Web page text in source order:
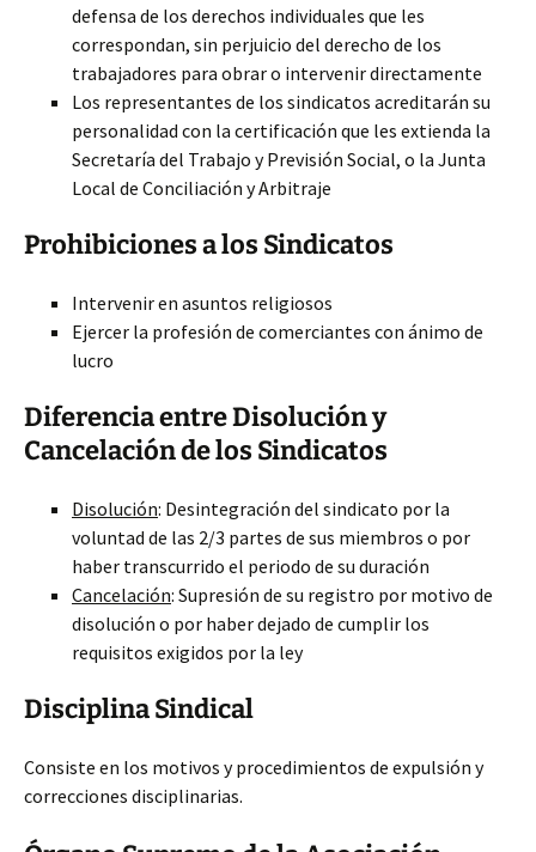
defensa de los derechos individuales que les
correspondan, sin perjuicio del derecho de los
trabajadores para obrar o intervenir directamente
Los representantes de los sindicatos acreditarán su
personalidad con la certificación que les extienda la
Secretaría del Trabajo y Previsión Social, o la Junta
Local de Conciliación y Arbitraje
Prohibiciones a los Sindicatos
Intervenir en asuntos religiosos
Ejercer la profesión de comerciantes con ánimo de
lucro
Diferencia entre Disolución y
Cancelación de los Sindicatos
Disolución: Desintegración del sindicato por la
voluntad de las 2/3 partes de sus miembros o por
haber transcurrido el periodo de su duración
Cancelación: Supresión de su registro por motivo de
disolución o por haber dejado de cumplir los
requisitos exigidos por la ley
Disciplina Sindical
Consiste en los motivos y procedimientos de expulsión y
correcciones disciplinarias.